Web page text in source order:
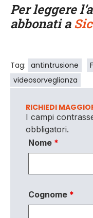
Per leggere
abbonati a
Tag: antintrusione
videosorveglianza
RICHIEDI
I campi
obbligatori.
Nome *
Cognome *